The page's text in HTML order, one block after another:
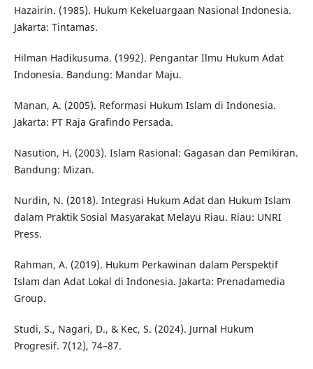
Hazairin. (1985). Hukum Kekeluargaan Nasional Indonesia.
Jakarta: Tintamas.
Hilman Hadikusuma. (1992). Pengantar Ilmu Hukum Adat
Indonesia. Bandung: Mandar Maju.
Manan, A. (2005). Reformasi Hukum Islam di Indonesia.
Jakarta: PT Raja Grafindo Persada.
Nasution, H. (2003). Islam Rasional: Gagasan dan Pemikiran.
Bandung: Mizan.
Nurdin, N. (2018). Integrasi Hukum Adat dan Hukum Islam
dalam Praktik Sosial Masyarakat Melayu Riau. Riau: UNRI
Press.
Rahman, A. (2019). Hukum Perkawinan dalam Perspektif
Islam dan Adat Lokal di Indonesia. Jakarta: Prenadamedia
Group.
Studi, S., Nagari, D., & Kec, S. (2024). Jurnal Hukum
Progresif. 7(12), 74–87.